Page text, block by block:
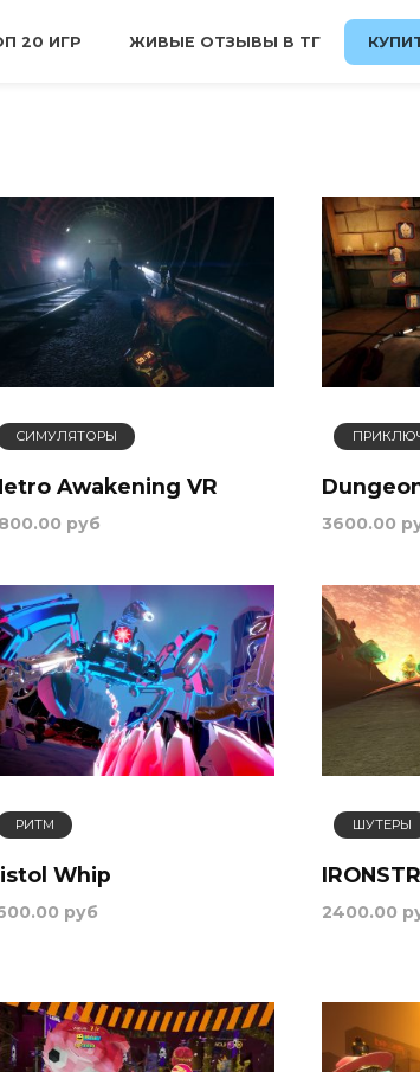
20 ИГР ЖИВЫЕ ОТЗЫВЫ В ТГ
СИМУЛЯТОРЫ
Awakening VR
руб 3600.00
РИТМ
Whip
руб
ШУТЕРЫ
2400.00